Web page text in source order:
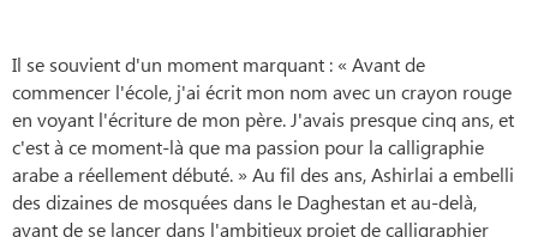
Il se souvient d'un moment marquant : « Avant de
commencer l'école, j'ai écrit mon nom avec un crayon rouge
en voyant l'écriture de mon père. J'avais presque cinq ans, et
c'est à ce moment-là que ma passion pour la calligraphie
arabe a réellement débuté. » Au fil des ans, Ashirlai a embelli
des dizaines de mosquées dans le Daghestan et au-delà,
avant de se lancer dans l'ambitieux projet de calligraphier